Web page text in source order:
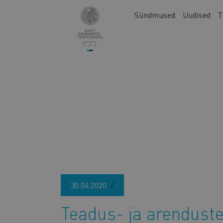
Main
Sündmused Uudised
30.04.2020
Teadus- ja